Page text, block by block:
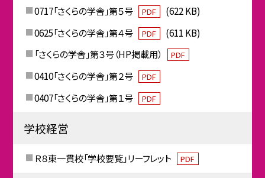
0717「さくらの学舎」第５号 PDF
(622 KB)
0625「さくらの学舎」第４号
PDF
(611 KB)
「さくらの学舎」第３号（HP掲載用）
PDF
0410「さくらの学舎」第２号 PDF
0407「さくらの学舎」第１号 PDF
学校経営
Ｒ８東一貫校「学校要覧」リーフレット PDF